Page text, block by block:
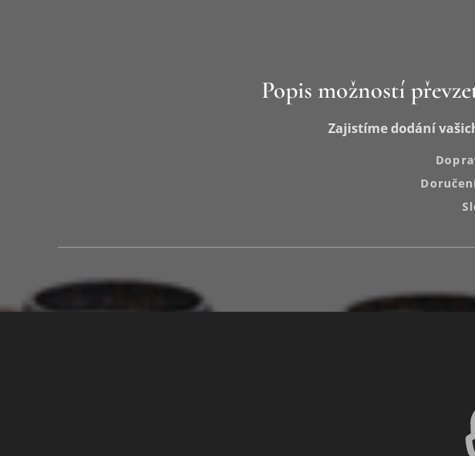
Popis možností
Zajistíme dodání